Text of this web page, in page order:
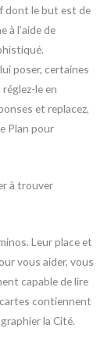
dont le but est de
à l’aide de
poser, certaines
le en
et replacez,
Plan pour
à trouver
Leur place et
vous aider, vous
capable de lire
cartes contiennent
la Cité.